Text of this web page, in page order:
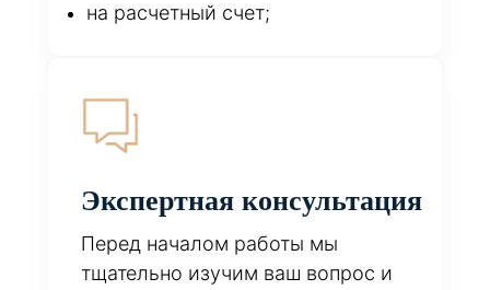
на расчетный счет;
Экспертная консультация
Перед началом работы мы
тщательно изучим ваш вопрос и